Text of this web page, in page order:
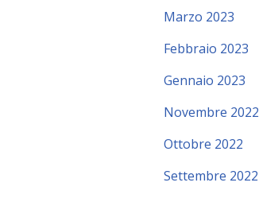
Marzo 2023
Febbraio 2023
Gennaio 2023
Novembre 2022
Ottobre 2022
Settembre 2022